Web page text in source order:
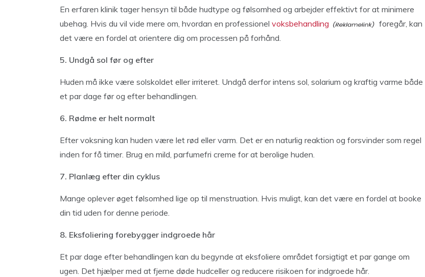
En erfaren klinik tager hensyn til både hudtype og følsomhed og arbejder effektivt for at minimere
ubehag. Hvis du vil vide mere om, hvordan en professionel voksbehandling
foregår, kan
det være en fordel at orientere dig om processen på forhånd.
5. Undgå sol før og efter
Huden må ikke være solskoldet eller irriteret. Undgå derfor intens sol, solarium og kraftig varme både
et par dage før og efter behandlingen.
6. Rødme er helt normalt
Efter voksning kan huden være let rød eller varm. Det er en naturlig reaktion og forsvinder som regel
inden for få timer. Brug en mild, parfumefri creme for at berolige huden.
7. Planlæg efter din cyklus
Mange oplever øget følsomhed lige op til menstruation. Hvis muligt, kan det være en fordel at booke
din tid uden for denne periode.
8. Eksfoliering forebygger indgroede hår
Et par dage efter behandlingen kan du begynde at eksfoliere området forsigtigt et par gange om
ugen. Det hjælper med at fjerne døde hudceller og reducere risikoen for indgroede hår.